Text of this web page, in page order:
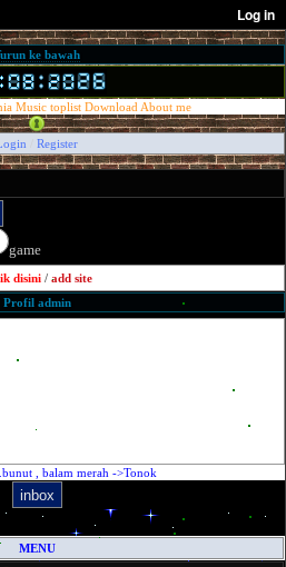
ke bawah
Music toplist Download About me
Register
game
disini / add site
Profil admin
, balam merah ->Tonok
MENU